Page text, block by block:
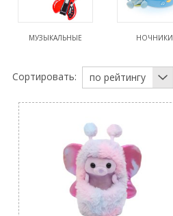
МУЗЫКАЛЬНЫЕ НОЧНИКИ
Сортировать: по рейтингу